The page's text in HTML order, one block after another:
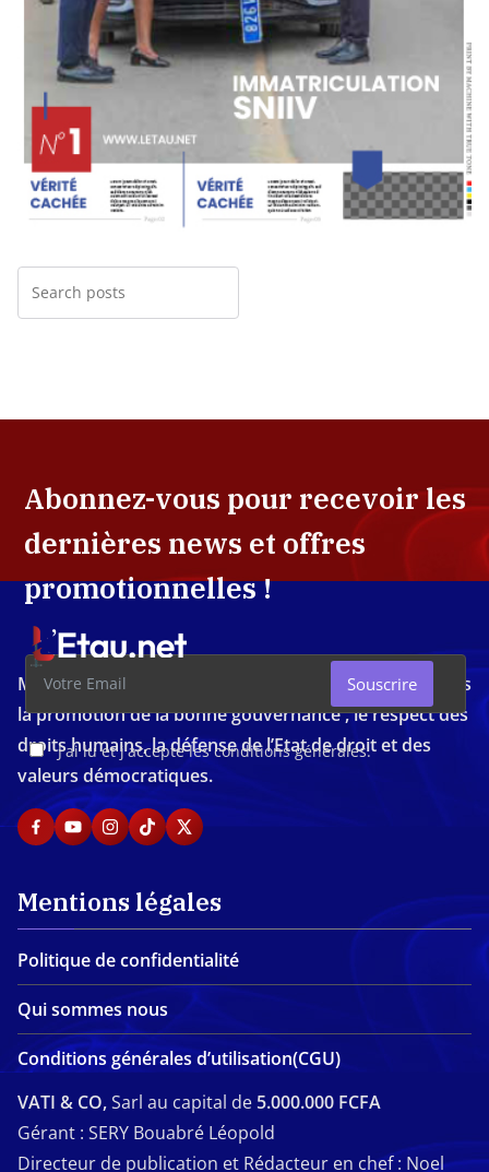
Abonnez-vous pour recevoir les
dernières news et offres
promotionnelles !
J'ai lu et j'accepte les conditions générales.
Souscrire
Média d'investigation ivoirien résolument engagé dans
la promotion de la bonne gouvernance , le respect des
droits humains, la défense de l’Etat de droit et des
valeurs démocratiques.
Mentions légales
Politique de confidentialité
Qui sommes nous
Conditions générales d’utilisation(CGU)
VATI & CO,Sarl au capital de 5.000.000 FCFA
Gérant : SERY Bouabré Léopold
Directeur de publication et Rédacteur en chef : Noel